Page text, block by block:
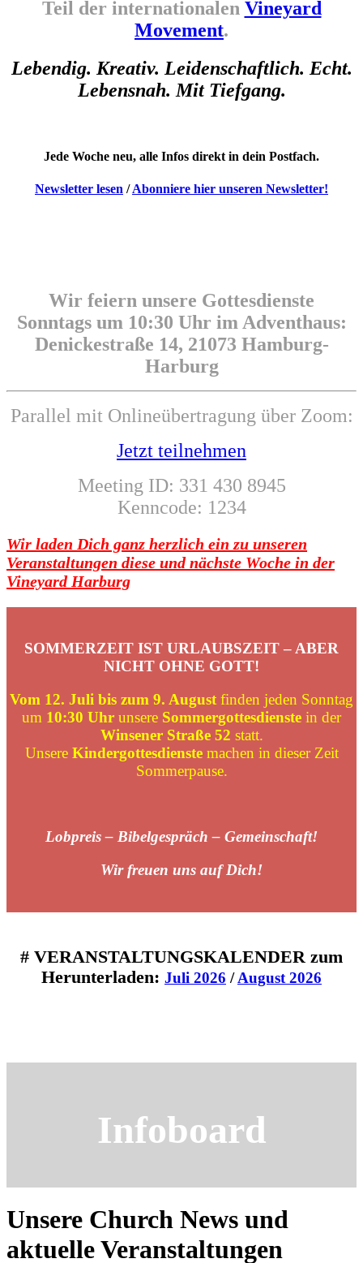
Teil der internationalen Vineyard
Movement.
Lebendig. Kreativ. Leidenschaftlich. Echt.
Lebensnah. Mit Tiefgang.
Jede Woche neu, alle Infos direkt in dein Postfach.
Newsletter lesen /Abonniere hier unseren Newsletter!
Wir feiern unsere Gottesdienste
Sonntags um 10:30 Uhr im Adventhaus:
Denickestraße 14, 21073 Hamburg-
Harburg
Parallel mit Onlineübertragung über Zoom:
Jetzt teilnehmen
Meeting ID: 331 430 8945
Kenncode: 1234
Wir laden Dich ganz herzlich ein zu unseren
Veranstaltungen diese und nächste Woche in der
Vineyard Harburg
SOMMERZEIT IST URLAUBSZEIT – ABER
NICHT OHNE GOTT!
Vom 12. Juli bis zum 9. August finden jeden Sonntag
um 10:30 Uhr unsere Sommergottesdienste in der
Winsener Straße 52 statt.
Unsere Kindergottesdienstemachen in dieser Zeit
Sommerpause.
Lobpreis – Bibelgespräch – Gemeinschaft!
Wir freuen uns auf Dich!
# VERANSTALTUNGSKALENDER zum
Herunterladen: Juli 2026 /August 2026
Infoboard
Unsere Church News und
aktuelle Veranstaltungen